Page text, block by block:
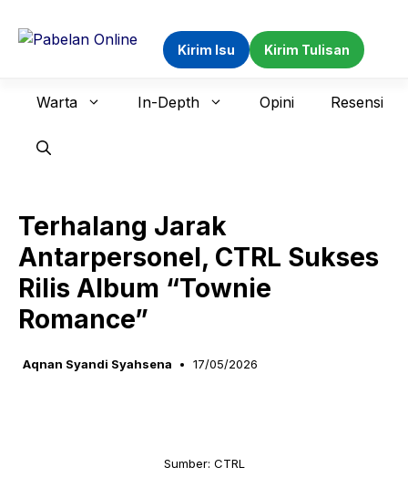
Kirim Isu Kirim Tulisan
Warta In-Depth Opini Resensi
Terhalang Jarak
Antarpersonel, CTRL Sukses
Rilis Album “Townie
Romance”
Aqnan Syandi Syahsena 17/05/2026
Sumber: CTRL